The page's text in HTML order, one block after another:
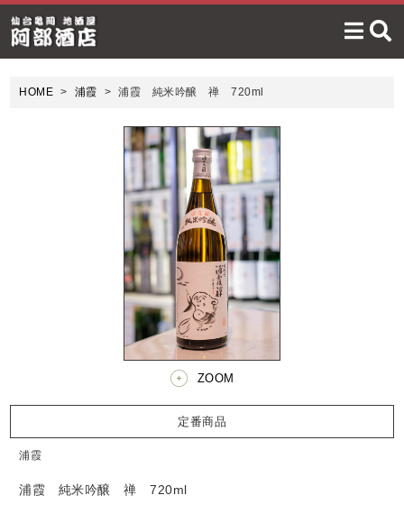
HOME 浦霞 浦霞 純米吟醸 禅 720ml
ZOOM
定番商品
浦霞
浦霞 純米吟醸 禅 720ml